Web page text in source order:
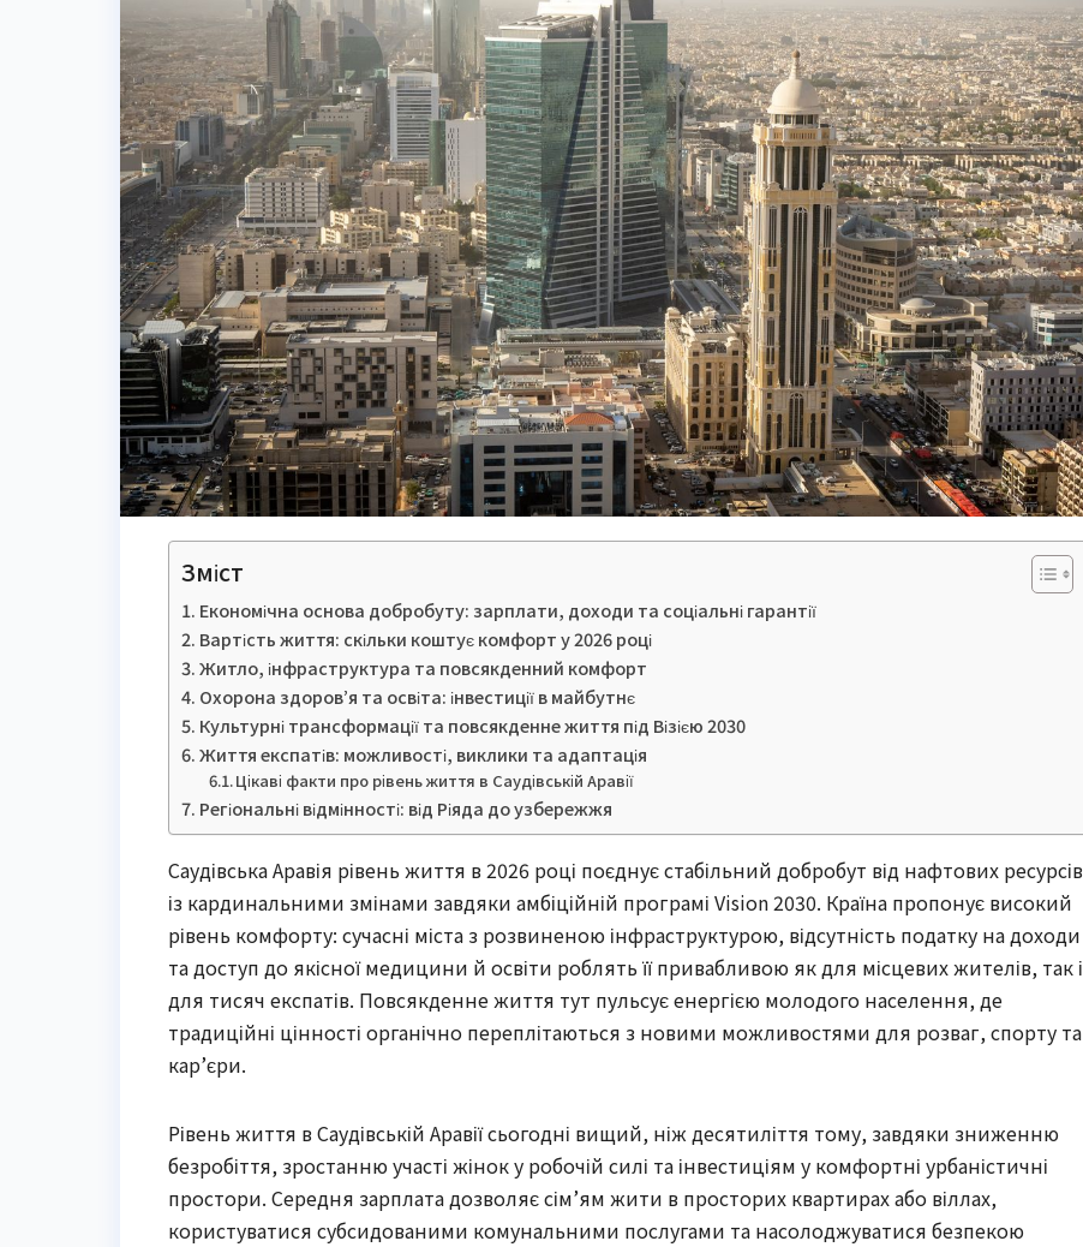
Зміст
Економічна основа добробуту: зарплати, доходи та соціальні гарантії
Вартість життя: скільки коштує комфорт у 2026 році
Житло, інфраструктура та повсякденний комфорт
Охорона здоров’я та освіта: інвестиції в майбутнє
Культурні трансформації та повсякденне життя під Візією 2030
Життя експатів: можливості, виклики та адаптація
Цікаві факти про рівень життя в Саудівській Аравії
Регіональні відмінності: від Ріяда до узбережжя
Саудівська Аравія рівень життя в 2026 році поєднує стабільний добробут від нафтових ресурсів
із кардинальними змінами завдяки амбіційній програмі Vision 2030. Країна пропонує високий
рівень комфорту: сучасні міста з розвиненою інфраструктурою, відсутність податку на доходи
та доступ до якісної медицини й освіти роблять її привабливою як для місцевих жителів, так і
для тисяч експатів. Повсякденне життя тут пульсує енергією молодого населення, де
традиційні цінності органічно переплітаються з новими можливостями для розваг, спорту та
кар’єри.
Рівень життя в Саудівській Аравії сьогодні вищий, ніж десятиліття тому, завдяки зниженню
безробіття, зростанню участі жінок у робочій силі та інвестиціям у комфортні урбаністичні
простори. Середня зарплата дозволяє сім’ям жити в просторих квартирах або віллах,
користуватися субсидованими комунальними послугами та насолоджуватися безпекою